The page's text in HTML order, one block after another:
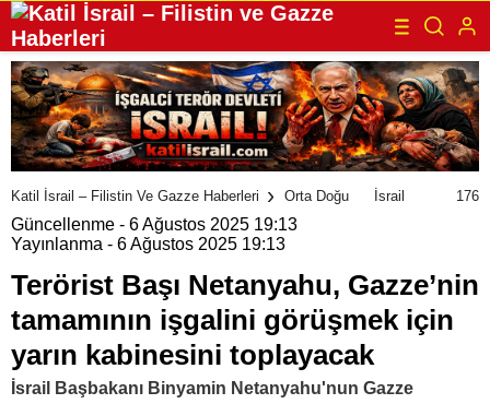
Katil İsrail – Filistin Ve Gazze Haberleri Orta Doğu İsrail 176
Güncellenme - 6 Ağustos 2025 19:13
Yayınlanma - 6 Ağustos 2025 19:13
Terörist Başı Netanyahu, Gazze’nin
tamamının işgalini görüşmek için
yarın kabinesini toplayacak
İsrail Başbakanı Binyamin Netanyahu'nun Gazze